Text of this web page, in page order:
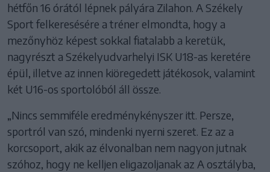
hétfőn 16 órától lépnek pályára Zilahon. A Székely
Sport felkeresésére a tréner elmondta, hogy a
mezőnyhöz képest sokkal fiatalabb a keretük,
nagyrészt a Székelyudvarhelyi ISK U18-as keretére
épül, illetve az innen kiöregedett játékosok, valamint
két U16-os sportolóból áll össze.
„Nincs semmiféle eredménykényszer itt. Persze,
sportról van szó, mindenki nyerni szeret. Ez az a
korcsoport, akik az élvonalban nem nagyon jutnak
szóhoz, hogy ne kelljen eligazoljanak az A osztályba,